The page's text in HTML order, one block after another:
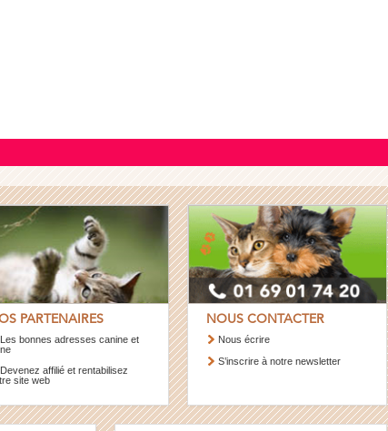
PARTENAIRES
Les bonnes adresses canine et
Devenez affilié et rentabilisez
site web
NOUS CONTACTER
Nous écrire
S’inscrire à notre newsletter